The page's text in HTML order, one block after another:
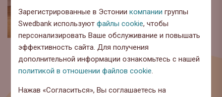
Зарегистрированные в Эстониикомпании группы
Swedbank используютфайлы cookie, чтобы
персонализировать Ваше обслуживание и повышать
эффективность сайта. Для получения
дополнительной информации ознакомьтесь с нашей
политикой в отношении файлов cookie.
Нажав «Согласиться», Вы соглашаетесь на